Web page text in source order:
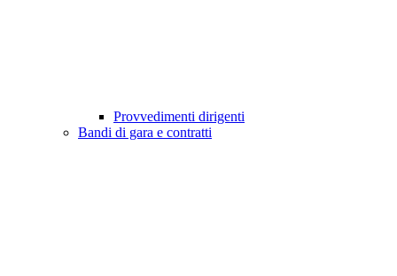
Provvedimenti dirigenti
Bandi di gara e contratti